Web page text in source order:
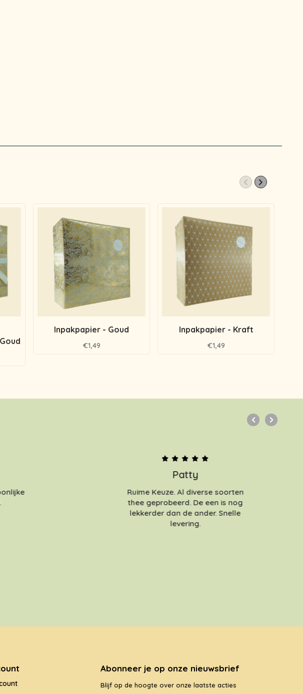
Inpakpapier - Goud
€1,49
Inpakpapier - Kraft
€1,49
Patty
Ruime Keuze. Al diverse soorten
thee geprobeerd. De een is nog
lekkerder dan de ander. Snelle
levering.
Abonneer je op onze nieuwsbrief
Blijf op de hoogte over onze laatste acties